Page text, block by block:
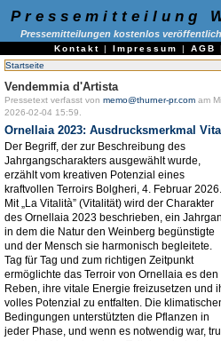
Pressemitteilung
Pressemitteilungen kostenlos
Kontakt | Impressum | AGB
Startseite
Vendemmia d'Artista
Pressetext verfasst von memo@thurner-pr.com am Mi,
2026-02-04 15:59.
Ornellaia 2023: Ausdrucksmerkmal
Der Begriff, der zur Beschreibung des
Jahrgangscharakters ausgewählt wurde,
erzählt vom kreativen Potenzial eines
kraftvollen Terroirs Bolgheri, 4. Februar 2026.
Mit „La Vitalità” (Vitalität) wird der Charakter
des Ornellaia 2023 beschrieben, ein
in dem die Natur den Weinberg begünstigte
und der Mensch sie harmonisch begleitete.
Tag für Tag und zum richtigen Zeitpunkt
ermöglichte das Terroir von Ornellaia es den
Reben, ihre vitale Energie freizusetzen und
volles Potenzial zu entfalten. Die
Bedingungen unterstützten die Pflanzen in
jeder Phase, und wenn es notwendig war,